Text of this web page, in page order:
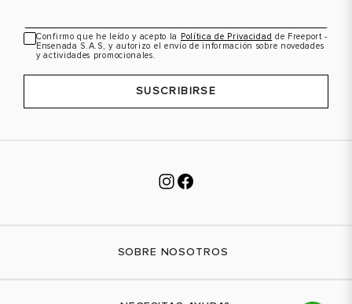
VER PRODUCTO VER PRODUCTO
Confirmo que he leído y acepto la Política de Privacidad de Freeport -
Ensenada S.A.S, y autorizo el envío de información sobre novedades
y actividades promocionales.
SUSCRIBIRSE
SOBRE NOSOTROS